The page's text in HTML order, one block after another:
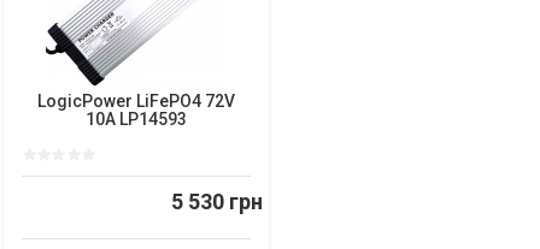
LogicPower LiFePO4 72V
10A LP14593
5 530 грн